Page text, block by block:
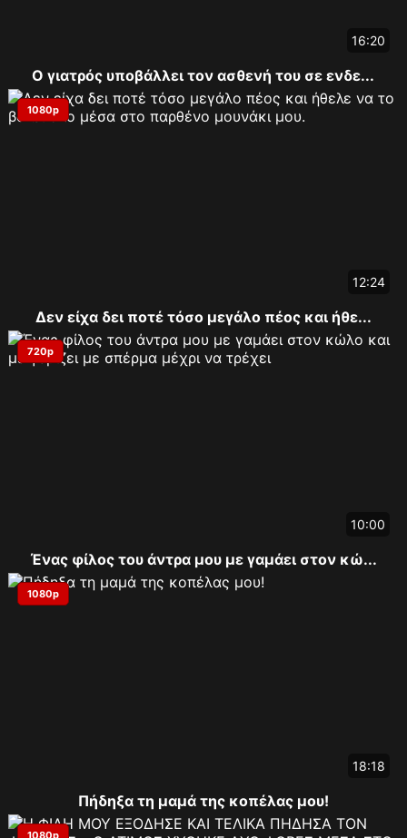
16:20
Ο γιατρός υποβάλλει τον ασθενή του σε ενδε...
1080p
12:24
Δεν είχα δει ποτέ τόσο μεγάλο πέος και ήθε...
720p
10:00
Ένας φίλος του άντρα μου με γαμάει στον κώ...
1080p
18:18
Πήδηξα τη μαμά της κοπέλας μου!
1080p